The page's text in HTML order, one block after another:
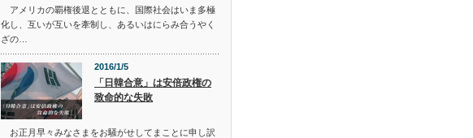
アメリカの覇権後退とともに、国際社会はいま多極
化し、互いが互いを牽制し、あるいはにらみ合うやく
ざの…
2016/1/5
「日韓合意」は安倍政権の
致命的な失敗
お正月早々みなさまをお騒がせしてまことに申し訳